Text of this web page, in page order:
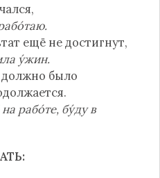
ещё не достигнут,
у́жин.
должно было
на рабо́те, бу́ду в